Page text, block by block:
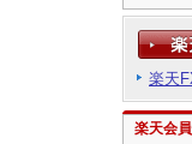
楽天
楽天会